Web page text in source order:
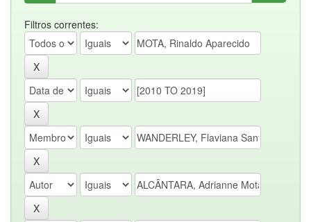
Filtros correntes: